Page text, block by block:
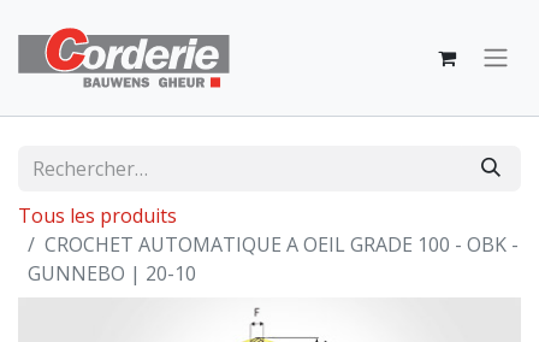
Tous les produits
CROCHET AUTOMATIQUE A OEIL GRADE 100 - OBK -
GUNNEBO | 20-10